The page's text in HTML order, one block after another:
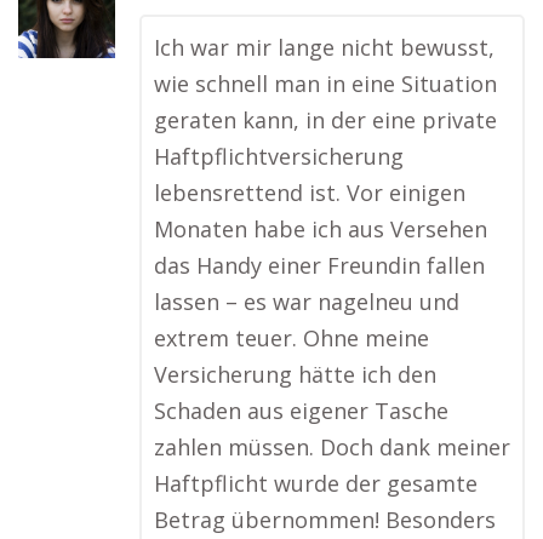
Ich war mir lange nicht bewusst,
wie schnell man in eine Situation
geraten kann, in der eine private
Haftpflichtversicherung
lebensrettend ist. Vor einigen
Monaten habe ich aus Versehen
das Handy einer Freundin fallen
lassen – es war nagelneu und
extrem teuer. Ohne meine
Versicherung hätte ich den
Schaden aus eigener Tasche
zahlen müssen. Doch dank meiner
Haftpflicht wurde der gesamte
Betrag übernommen! Besonders